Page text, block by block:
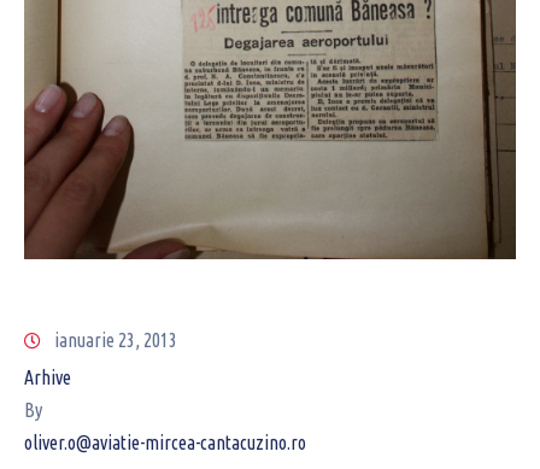
ianuarie 23, 2013
Arhive
By
oliver.o@aviatie-mircea-cantacuzino.ro